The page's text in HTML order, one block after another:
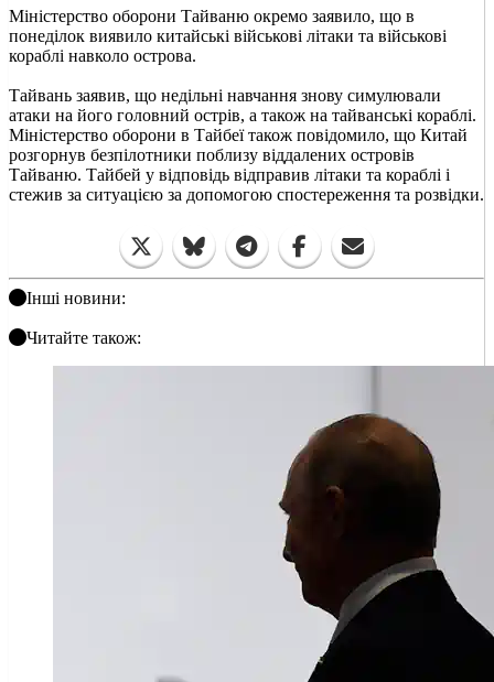
Міністерство оборони Тайваню окремо заявило, що в
понеділок виявило китайські військові літаки та військові
кораблі навколо острова.
Тайвань заявив, що недільні навчання знову симулювали
атаки на його головний острів, а також на тайванські кораблі.
Міністерство оборони в Тайбеї також повідомило, що Китай
розгорнув безпілотники поблизу віддалених островів
Тайваню. Тайбей у відповідь відправив літаки та кораблі і
стежив за ситуацією за допомогою спостереження та розвідки.
Інші новини:
Читайте також: